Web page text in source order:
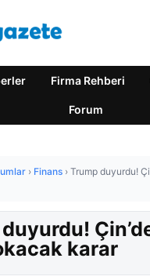
Firma Rehberi
Forum
› Finans › Trump duyurdu!
karar